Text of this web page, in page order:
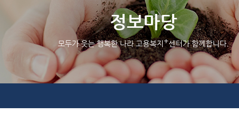
채용정보
인재정보
관련사이트
공지사항
홍보/보도자료실
질문하기
칭찬하기
불친절 신고
정보마당
모두가 웃는 행복한 나라 고용복지+센터가 함께합니다.